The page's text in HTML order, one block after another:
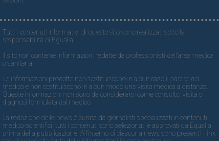
Tutti i contenuti informativi di questo sito sono realizzati sotto la
responsabilità di Egualia.
Il sito non contiene informazioni redatte da professionisti dell’area medica
o sanitaria.
Le informazioni prodotte non sostituiscono in alcun caso il parere del
medico e non costituiscono in alcun modo una visita medica a distanza.
Queste informazioni non sono da considerarsi come consulto, visita o
diagnosi formulata dal medico.
La redazione delle news è curata da giornalisti specializzati in contenuti
medico-scientifici; tutti i contenuti sono selezionati e approvati da Egualia
prima della pubblicazione. All’interno di ciascuna news sono presenti i link